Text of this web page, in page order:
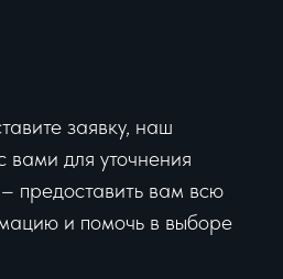
заявку, наш
вами для уточнения
предоставить вам всю
и помочь в выборе